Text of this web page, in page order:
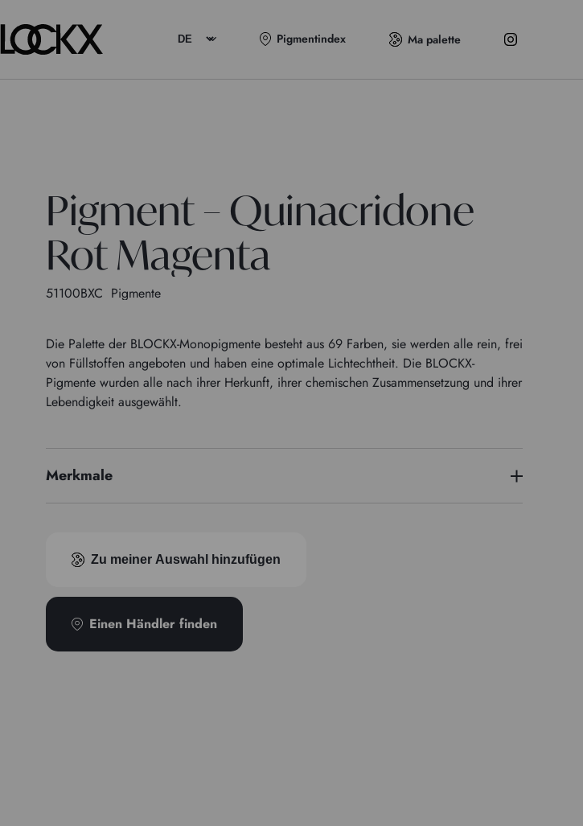
Pigmentindex Ma palette
Pigment – Quinacridone
Rot Magenta
51100BXC Pigmente
Die Palette der BLOCKX-Monopigmente besteht aus 69 Farben, sie werden alle rein, frei
von Füllstoffen angeboten und haben eine optimale Lichtechtheit. Die BLOCKX-
Pigmente wurden alle nach ihrer Herkunft, ihrer chemischen Zusammensetzung und ihrer
Lebendigkeit ausgewählt.
Merkmale
Zu meiner Auswahl hinzufügen
Einen Händler finden